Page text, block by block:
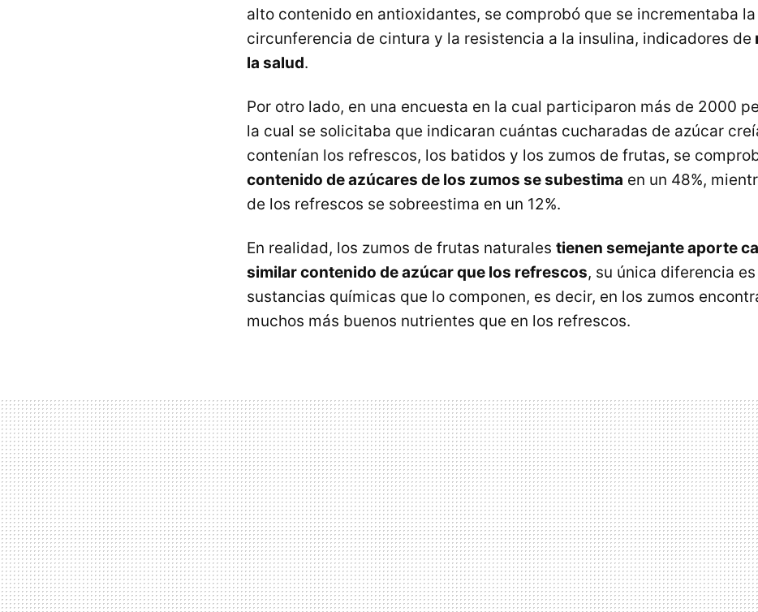
alto contenido en antioxidantes, se comprobó que se incrementaba la
circunferencia de cintura y la resistencia a la insulina, indicadores de
la salud.
Por otro lado, en una encuesta en la cual participaron más de 2000
la cual se solicitaba que indicaran cuántas cucharadas de azúcar
contenían los refrescos, los batidos y los zumos de frutas, se
contenido de azúcares de los zumos se subestima en un 48%,
de los refrescos se sobreestima en un 12%.
En realidad, los zumos de frutas naturales tienen semejante aporte
similar contenido de azúcar que los refrescos, su única diferencia
sustancias químicas que lo componen, es decir, en los zumos
muchos más buenos nutrientes que en los refrescos.